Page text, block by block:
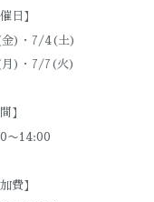
日】
)・7/4(土)
)・7/7(火)
】
〜14:00
費】